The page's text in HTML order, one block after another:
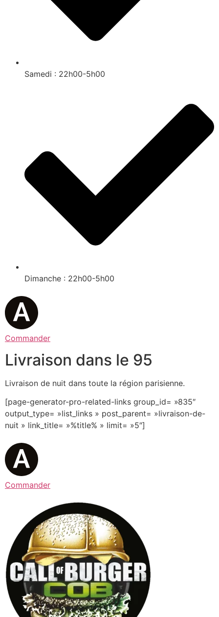
Samedi : 22h00-5h00
Dimanche : 22h00-5h00
Commander
Livraison dans le 95
Livraison de nuit dans toute la région parisienne.
[page-generator-pro-related-links group_id= »835″
output_type= »list_links » post_parent= »livraison-de-
nuit » link_title= »%title% » limit= »5″]
Commander